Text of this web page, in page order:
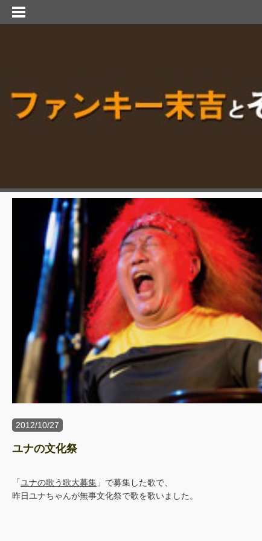
2012/10/27
ユナの文化祭
「ユナの歌う歌大募集 」で募集した歌で、
昨日ユナちゃんが無事文化祭で歌を歌いました。